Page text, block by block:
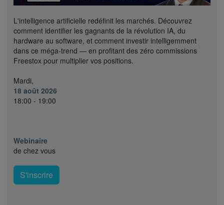
L'intelligence artificielle redéfinit les marchés. Découvrez
comment identifier les gagnants de la révolution IA, du
hardware au software, et comment investir intelligemment
dans ce méga-trend — en profitant des zéro commissions
Freestox pour multiplier vos positions.
Mardi,
18 août 2026
18:00 - 19:00
Webinaire
de chez vous
S'inscrire